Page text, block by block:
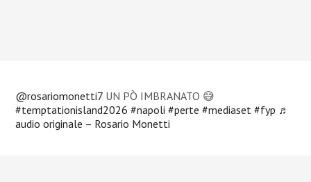
@rosariomonetti7 UN PÒ IMBRANATO 😅
#temptationisland2026 #napoli #perte #mediaset #fyp ♬
audio originale – Rosario Monetti